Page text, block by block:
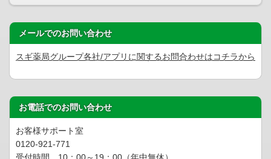
メールでのお問い合わせ
スギ薬局グループ各社/アプリに関するお問合わせはコチラから
お電話でのお問い合わせ
お客様サポート室
0120-921-771
受付時間 10：00～19：00（年中無休）